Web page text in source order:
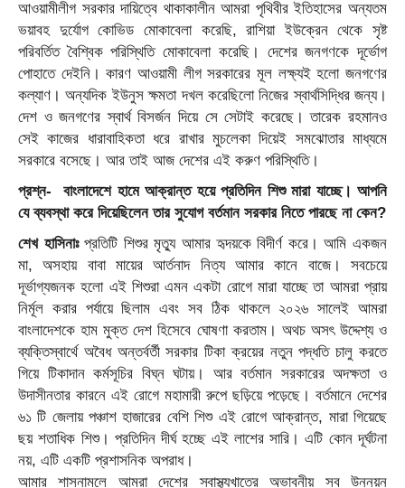
আওয়ামীলীগ সরকার দায়িত্বে থাকাকালীন আমরা পৃথিবীর ইতিহাসের অন্যতম
ভয়াবহ দুর্যোগ কোভিড মোকাবেলা করেছি, রাশিয়া ইউক্রেন থেকে সৃষ্ট
পরিবর্তিত বৈশ্বিক পরিস্থিতি মোকাবেলা করেছি। দেশের জনগণকে দূর্ভোগ
পোহাতে দেইনি। কারণ আওয়ামী লীগ সরকারের মূল লক্ষ্যই হলো জনগণের
কল্যাণ। অন্যদিক ইউনুস ক্ষমতা দখল করেছিলো নিজের স্বার্থসিদ্ধির জন্য।
দেশ ও জনগণের স্বার্থ বিসর্জন দিয়ে সে সেটাই করেছে। তারেক রহমানও
সেই কাজের ধারাবাহিকতা ধরে রাখার মুচলেকা দিয়েই সমঝোতার মাধ্যমে
সরকারে বসেছে। আর তাই আজ দেশের এই করুণ পরিস্থিতি।
প্রশ্ন- বাংলাদেশে হামে আক্রান্ত হয়ে প্রতিদিন শিশু মারা যাচ্ছে। আপনি
যে ব্যবস্থা করে দিয়েছিলেন তার সুযোগ বর্তমান সরকার নিতে পারছে না কেন?
শেখ হাসিনাঃপ্রতিটি শিশুর মৃত্যু আমার হৃদয়কে বিদীর্ণ করে। আমি একজন
মা, অসহায় বাবা মায়ের আর্তনাদ নিত্য আমার কানে বাজে। সবচেয়ে
দূর্ভাগ্যজনক হলো এই শিশুরা এমন একটা রোগে মারা যাচ্ছে তা আমরা প্রায়
নির্মূল করার পর্যায়ে ছিলাম এবং সব ঠিক থাকলে ২০২৬ সালেই আমরা
বাংলাদেশকে হাম মুক্ত দেশ হিসেবে ঘোষণা করতাম। অথচ অসৎ উদ্দেশ্য ও
ব্যক্তিস্বার্থে অবৈধ অন্তর্বর্তী সরকার টিকা ক্রয়ের নতুন পদ্ধতি চালু করতে
গিয়ে টিকাদান কর্মসূচির বিঘ্ন ঘটায়। আর বর্তমান সরকারের অদক্ষতা ও
উদাসীনতার কারনে এই রোগে মহামারী রুপে ছড়িয়ে পড়েছে। বর্তমানে দেশের
৬১ টি জেলায় পঞ্চাশ হাজারের বেশি শিশু এই রোগে আক্রান্ত, মারা গিয়েছে
ছয় শতাধিক শিশু। প্রতিদিন দীর্ঘ হচ্ছে এই লাশের সারি। এটি কোন দূর্ঘটনা
নয়, এটি একটি প্রশাসনিক অপরাধ।
আমার শাসনামলে আমরা দেশের স্বাস্থ্যখাতের অভাবনীয় সব উন্নয়ন